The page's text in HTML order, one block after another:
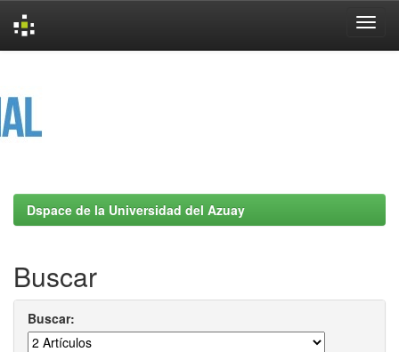
Dspace de la Universidad del Azuay
Buscar
Buscar: